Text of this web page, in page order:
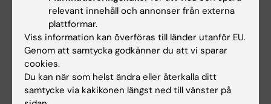
Skulle det då gå att göra en optimal studie,
exempelvis att under kontrollerade former ge
människor viss mat och följa deras hälsa över
lång tid, en studie som skulle kunna sätta
punkt för debatten?
relevant innehåll och annonser från externa
plattformar.
Viss information kan överföras till länder utanför EU.
Genom att samtycka godkänner du att vi sparar
cookies.
Du kan när som helst ändra eller återkalla ditt
samtycke via kakikonen längst ned till vänster på